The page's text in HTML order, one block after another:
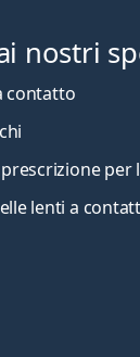
nostri
contatto
per
lenti a